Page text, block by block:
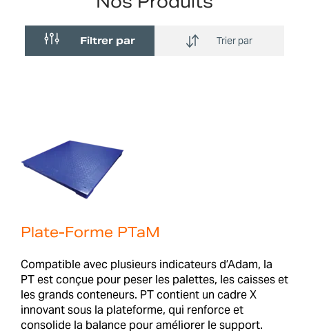
Filtrer par Trier par
Plate-Forme PTaM
Compatible avec plusieurs indicateurs d’Adam, la
PT est conçue pour peser les palettes, les caisses et
les grands conteneurs. PT contient un cadre X
innovant sous la plateforme, qui renforce et
consolide la balance pour améliorer le support.